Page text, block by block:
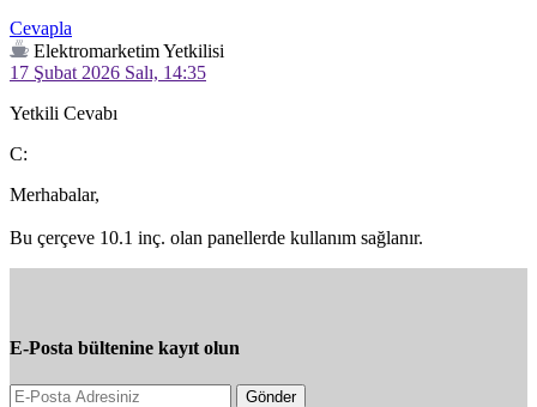
Cevapla
Elektromarketim Yetkilisi
17 Şubat 2026 Salı, 14:35
Yetkili Cevabı
C:
Merhabalar,
Bu çerçeve 10.1 inç. olan panellerde kullanım sağlanır.
E-Posta bültenine kayıt olun
Gönder